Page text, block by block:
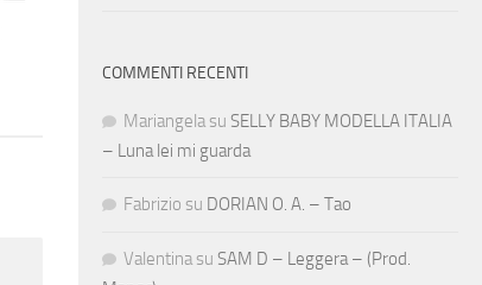
COMMENTI RECENTI
Mariangela su SELLY BABY MODELLA ITALIA
– Luna lei mi guarda
Fabrizio su DORIAN O. A. – Tao
Valentina su SAM D – Leggera – (Prod.